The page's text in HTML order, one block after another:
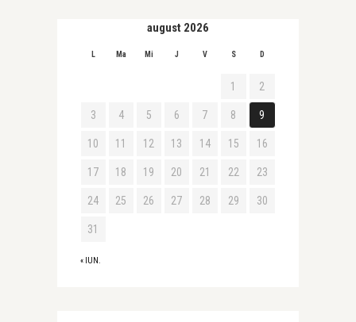
august 2026
L Ma Mi J V S D
« IUN.
1 2
3 4 5 6 7 8 9
10 11 12 13 14 15 16
17 18 19 20 21 22 23
24 25 26 27 28 29 30
31